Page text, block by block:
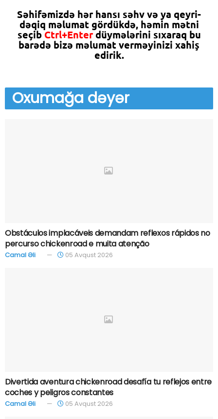
Səhifəmizdə hər hansı səhv və ya qeyri-
dəqiq məlumat gördükdə, həmin mətni
seçib Ctrl+Enterdüymələrini sıxaraq bu
barədə bizə məlumat verməyinizi xahiş
edirik.
Oxumağa dəyər
Obstáculos implacáveis demandam reflexos rápidos no
percurso chickenroad e muita atenção
Camal Əli 05 Avqust 2026
Divertida aventura chickenroad desafía tu reflejos entre
coches y peligros constantes
Camal Əli 05 Avqust 2026